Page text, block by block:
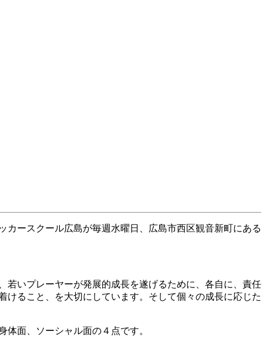
ースクール広島が毎週水曜日、広島市西区観音新町にある
いプレーヤーが発展的成長を遂げるために、各自に、責任
ること、を大切にしています。そして個々の成長に応じた
面、ソーシャル面の４点です。